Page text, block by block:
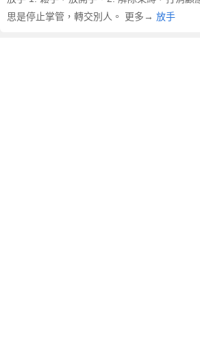
思是停止掌管，轉交別人。 更多→ 放手